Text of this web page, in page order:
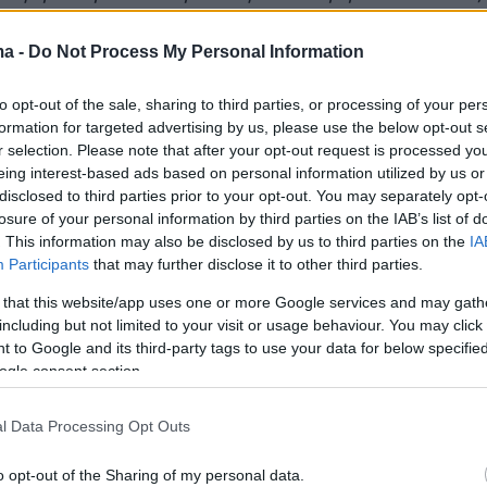
- Do Not Process My Personal Information
opt-out of the sale, sharing to third parties, or processing of your
for targeted advertising by us, please use the below opt-out
selection. Please note that after your opt-out request is processed
interest-based ads based on personal information utilized by us
to third parties prior to your opt-out. You may separately
of your personal information by third parties on the IAB’s list of
This information may also be disclosed by us to third parties on the
Participants that may further disclose it to other third parties.
that this website/app uses one or more Google services and may
but not limited to your visit or usage behaviour. You may
to Google and its third-party tags to use your data for below
consent section.
Data Processing Opt Outs
opt-out of the Sharing of my personal data.
Αυτή την ώρα γίνεται μια σύσκεψη και κατά
Σίψα, εκεί όπου βρίσκεται κι ο τάφος του
ο Καρσλίδης»
Δεκέμβριο όταν ο Μητροπολίτης
σε βάρος δυο συγκεκριμένων
του κορωνοϊούκαι των εμβολίων για
σε σελίδα στο Facebook. Στις
τους οι δυο αντιεμβολιαστές, που είχαν
με τις απόψεις τους αρκετούς συμπολίτες
στο σημείο μέσα από προσβολές και
να εναντιωθούν όχι μόνο στο έργο του
είχε αναφερθεί με λεπτομέρειες σε όσα